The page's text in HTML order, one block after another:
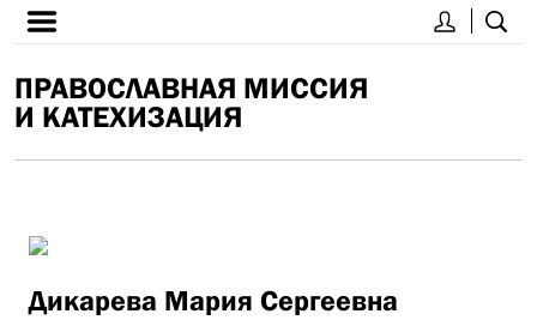
ПРАВОСЛАВНАЯ МИССИЯ
И КАТЕХИЗАЦИЯ
Дикарева Мария Сергеевна